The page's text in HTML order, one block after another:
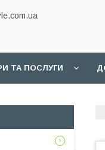
ТА ПОСЛУГИ